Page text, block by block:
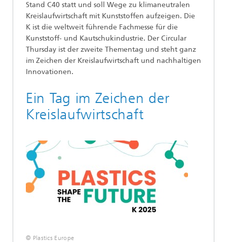
Stand C40 statt und soll Wege zu klimaneutralen
Kreislaufwirtschaft mit Kunststoffen aufzeigen. Die
K ist die weltweit führende Fachmesse für die
Kunststoff- und Kautschukindustrie. Der Circular
Thursday ist der zweite Thementag und steht ganz
im Zeichen der Kreislaufwirtschaft und nachhaltigen
Innovationen.
Ein Tag im Zeichen der
Kreislaufwirtschaft
© Plastics Europe